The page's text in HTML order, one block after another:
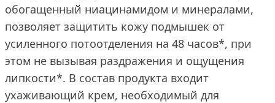
обогащенный ниацинамидом и минералами,
позволяет защитить кожу подмышек от
усиленного потоотделения на 48 часов*, при
этом не вызывая раздражения и ощущения
липкости*. В состав продукта входит
ухаживающий крем, необходимый для